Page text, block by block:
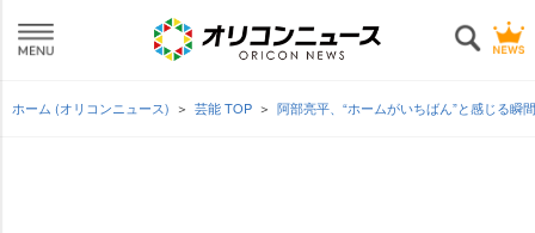
ホーム (オリコンニュース) 芸能 TOP 阿部亮平、“ホームがいちばん”と感じる